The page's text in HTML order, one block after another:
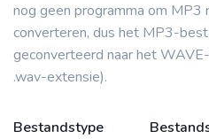
nog geen programma om
converteren, dus het MP3-
geconverteerd naar het
.wav-extensie).
Bestandstype